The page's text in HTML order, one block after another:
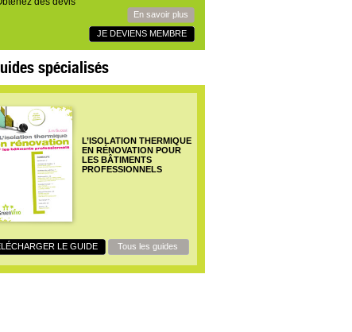
En savoir plus
JE DEVIENS MEMBRE
spécialisés
L’ISOLATION THERMIQUE
EN RÉNOVATION POUR
LES BÂTIMENTS
PROFESSIONNELS
LE GUIDE Tous les guides